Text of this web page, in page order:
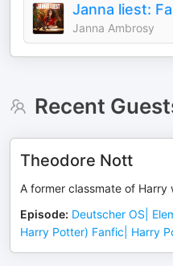
Janna liest:
Janna Ambrosy
Recent
Theodore Nott
A former classmate of Harry
Episode: Deutscher OS|
Harry Potter) Fanfic| Harry